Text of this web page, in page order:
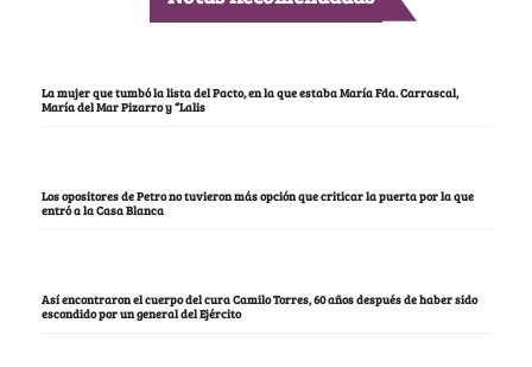
La mujer que tumbó la lista del Pacto, en la que estaba María Fda. Carrascal,
María del Mar Pizarro y “Lalis
Los opositores de Petro no tuvieron más opción que criticar la puerta por la que
entró a la Casa Blanca
Así encontraron el cuerpo del cura Camilo Torres, 60 años después de haber sido
escondido por un general del Ejército